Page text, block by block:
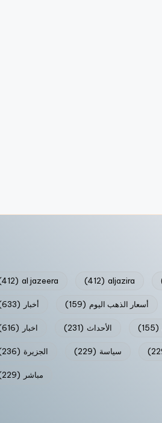
al jazeera
(412) aljazira
(412)
أخبار (633) أسعار الذهب اليوم (159)
اخبار (616) الأحداث (231) (155)
الجزيرة (236) سياسة (229)
مباشر (229)